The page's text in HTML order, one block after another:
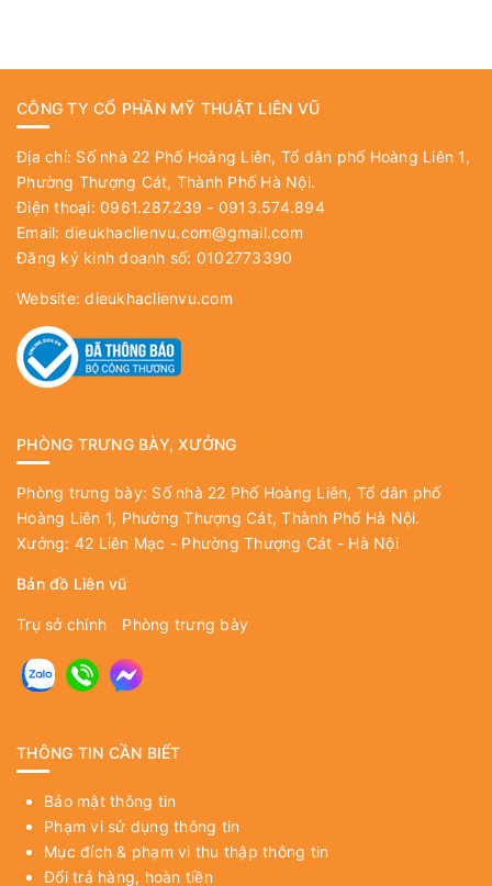
CÔNG TY CỔ PHẦN MỸ THUẬT LIÊN VŨ
Địa chỉ: Số nhà 22 Phố Hoàng Liên, Tổ dân phố Hoàng Liên 1,
Phường Thượng Cát, Thành Phố Hà Nội.
Điện thoại: 0961.287.239 - 0913.574.894
Email: dieukhaclienvu.com@gmail.com
Đăng ký kinh doanh số: 0102773390
Website:dieukhaclienvu.com
PHÒNG TRƯNG BÀY, XƯỞNG
Phòng trưng bày: Số nhà 22 Phố Hoàng Liên, Tổ dân phố
Hoàng Liên 1, Phường Thượng Cát, Thành Phố Hà Nội.
Xưởng: 42 Liên Mạc - Phường Thượng Cát - Hà Nội
Bản đồ Liên vũ
Trụ sở chính Phòng trưng bày
THÔNG TIN CẦN BIẾT
Bảo mật thông tin
Phạm vi sử dụng thông tin
Mục đích & phạm vi thu thập thông tin
Đổi trả hàng, hoàn tiền